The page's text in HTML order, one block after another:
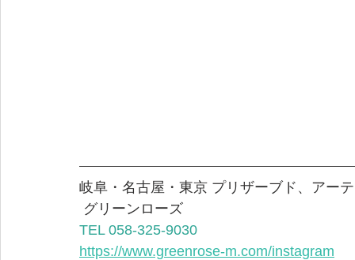
岐阜・名古屋・東京 プリザーブド、アー
グリーンローズ
TEL 058-325-9030
https://www.greenrose-m.com/instagram